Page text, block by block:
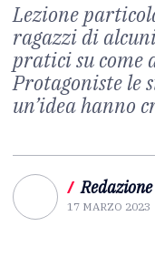
Lezione
ragazzi di
pratici su come
Protagoniste le
un’idea hanno
/ Redazione
17 MARZO 2023